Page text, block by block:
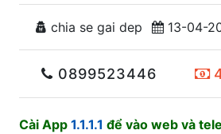
chia se gai dep 13-04-
0899523446
Cài App 1.1.1.1 để vào web và